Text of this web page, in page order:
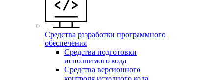
Средства разработки программного
обеспечения
Средства подготовки
исполнимого кода
Средства версионного
контроля исходного кода